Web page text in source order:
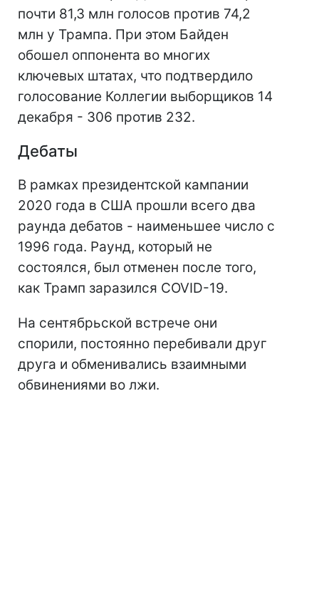
почти 81,3 млн голосов против 74,2
млн у Трампа. При этом Байден
обошел оппонента во многих
ключевых штатах, что подтвердило
голосование Коллегии выборщиков 14
декабря - 306 против 232.
Дебаты
В рамках президентской кампании
2020 года в США прошли всего два
раунда дебатов - наименьшее число с
1996 года. Раунд, который не
состоялся, был отменен после того,
как Трамп заразился COVID-19.
На сентябрьской встрече они
спорили, постоянно перебивали друг
друга и обменивались взаимными
обвинениями во лжи.